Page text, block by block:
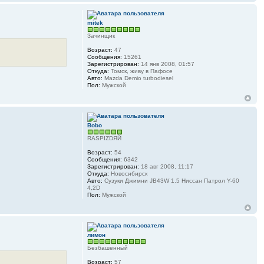
mitek
Зачинщик
Возраст: 47
Сообщения: 15261
Зарегистрирован: 14 янв 2008, 01:57
Откуда: Томск, живу в Пафосе
Авто: Mazda Demio turbodiesel
Пол: Мужской
Bobo
RASPIZDЯЙ
Возраст: 54
Сообщения: 6342
Зарегистрирован: 18 авг 2008, 11:17
Откуда: Новосибирск
Авто: Сузуки Джимни JB43W 1.5 Ниссан Патрол Y-60
4,2D
Пол: Мужской
лимон
Безбашенный
Возраст: 57